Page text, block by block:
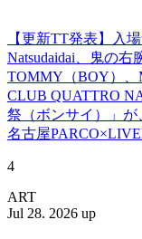
【更新TT発表】入
Natsudaidai、鬼の右
TOMMY（BOY）、
CLUB QUATTRO
祭（ボンサイ）」が
名古屋
4
ART
Jul 28. 2026 up